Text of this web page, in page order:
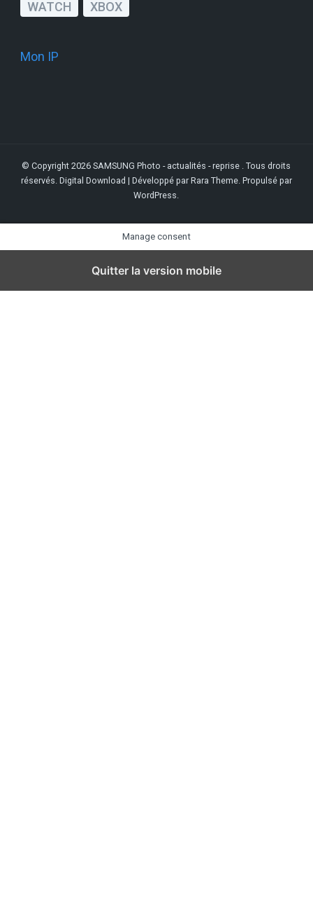
WATCH
XBOX
Mon IP
© Copyright 2026SAMSUNG Photo - actualités - reprise . Tous droits
réservés. Digital Download | Développé par Rara Theme . Propulsé par
WordPress
Manage consent
Quitter la version mobile